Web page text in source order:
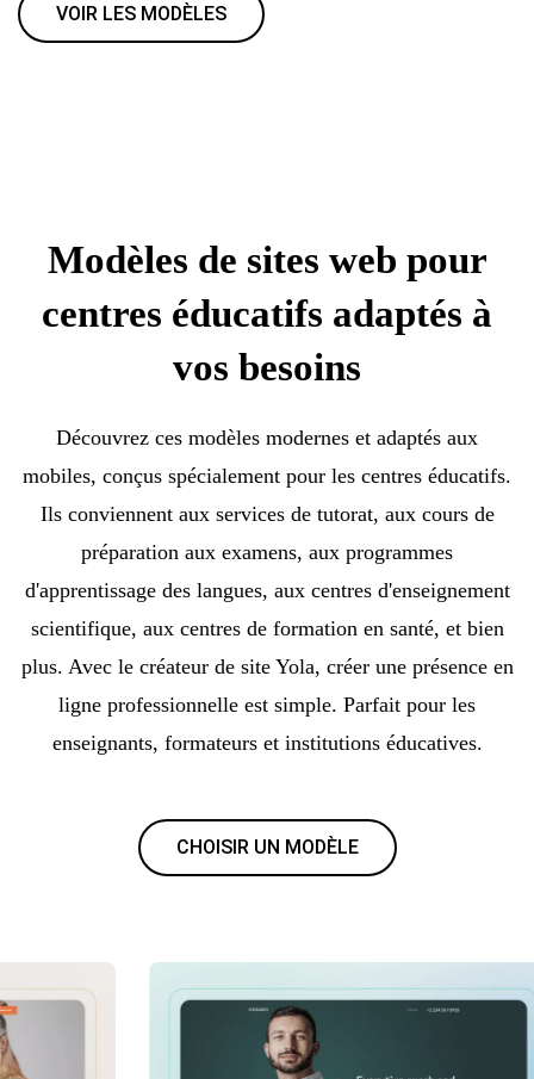
VOIR LES MODÈLES
Modèles de sites web pour
centres éducatifs adaptés à
vos besoins
Découvrez ces modèles modernes et adaptés aux
mobiles, conçus spécialement pour les centres éducatifs.
Ils conviennent aux services de tutorat, aux cours de
préparation aux examens, aux programmes
d'apprentissage des langues, aux centres d'enseignement
scientifique, aux centres de formation en santé, et bien
plus. Avec le créateur de site Yola, créer une présence en
ligne professionnelle est simple. Parfait pour les
enseignants, formateurs et institutions éducatives.
CHOISIR UN MODÈLE